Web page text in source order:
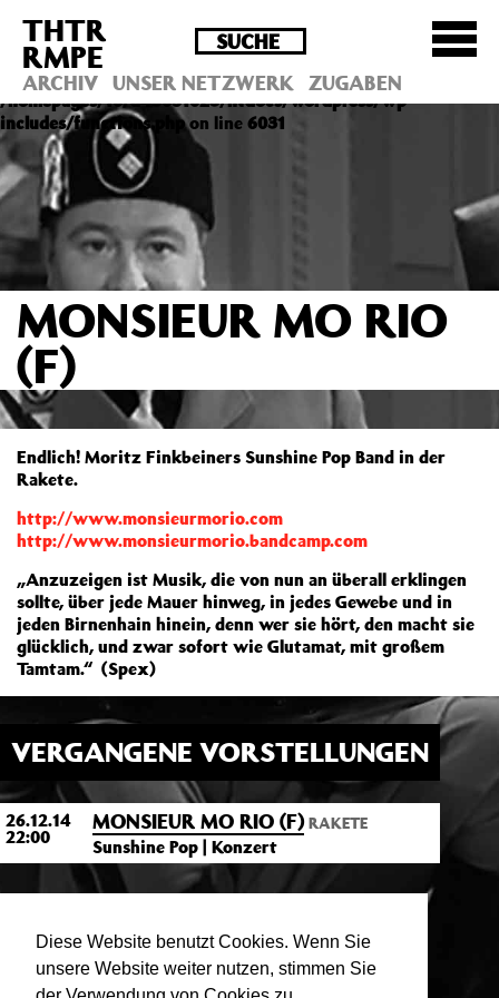
Diese Website benutzt Cookies. Wenn Sie
unsere Website weiter nutzen, stimmen Sie
Deprecated : Die Funktion post_permalink ist seit
Version 4.4.0 veraltet! Verwende stattdessen
get_permalink(). in
/homepages/10/d43051023/htdocs/wordpress/wp-
includes/functions.phpon line 6031
THTR
RMPE
ARCHIV UNSER NETZWERK ZUGABEN
MONSIEUR MO RIO
(F)
Endlich! Moritz Finkbeiners Sunshine Pop Band in der
Rakete.
http://www.monsieurmorio.com
http://www.monsieurmorio.bandcamp.com
„Anzuzeigen ist Musik, die von nun an überall erklingen
sollte, über jede Mauer hinweg, in jedes Gewebe und in
jeden Birnenhain hinein, denn wer sie hört, den macht sie
glücklich, und zwar sofort wie Glutamat, mit großem
Tamtam.“ (Spex)
VERGANGENE VORSTELLUNGEN
26.12.14
22:00
MONSIEUR MO RIO (F) RAKETE
Sunshine Pop | Konzert